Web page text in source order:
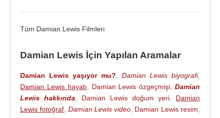
2015 - Çöl Kraliçesi /Queen of the Desert
2015 - Wolf Hall (Henry VIII) (TV Dizisi)
2015 - American Buffalo (Don Dubrow) (Sinema
Filmi)
2014 - The Silent Storm (Balor McNeil ) (Sinema
Tüm Damian Lewis Filmleri
Damian Lewis İçin Yapılan Aramalar
Damian Lewis yaşıyor mu? Damian Lewis biyografi,
Damian Lewis hayatı
Damian Lewis özgeçmişi ,Damian
Lewis hakkında
Damian Lewis doğum yeri
Damian
Lewis fotoğraf Damian Lewis video Damian Lewis resim